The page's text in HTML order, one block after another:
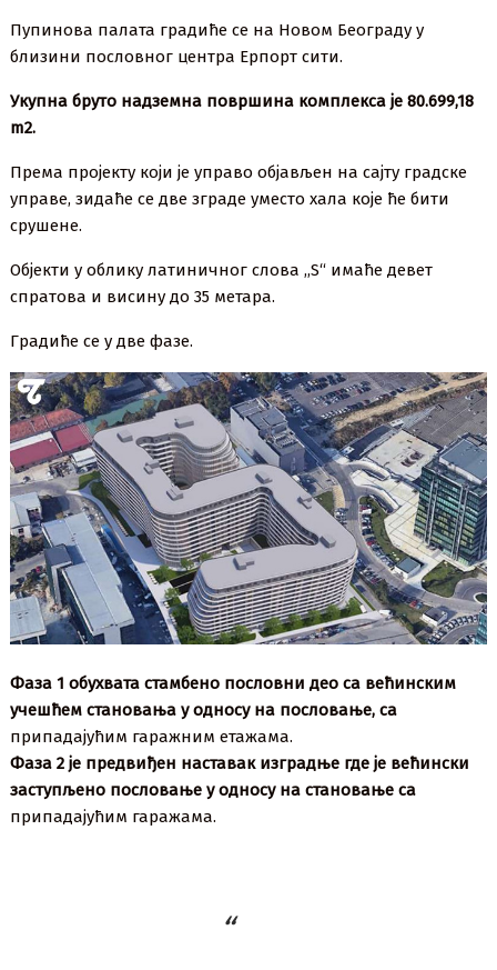
Пупинова палата градиће се на Новом Београду у
близини пословног центра Ерпорт сити.
Укупна бруто надземна површина комплекса је 80.699,18
m2.
Према пројекту који је управо објављен на сајту градске
управе, зидаће се две зграде уместо хала које ће бити
срушене.
Објекти у облику латиничног слова ,,S“ имаће девет
спратова и висину до 35 метара.
Градиће се у две фазе.
Фаза 1 обухвата стамбено пословни део са већинским
учешћем становања у односу на пословање, са
припадајућим гаражним етажама.
Фаза 2 је предвиђен наставак изградње где је већински
заступљено пословање у односу на становање са
припадајућим гаражама.